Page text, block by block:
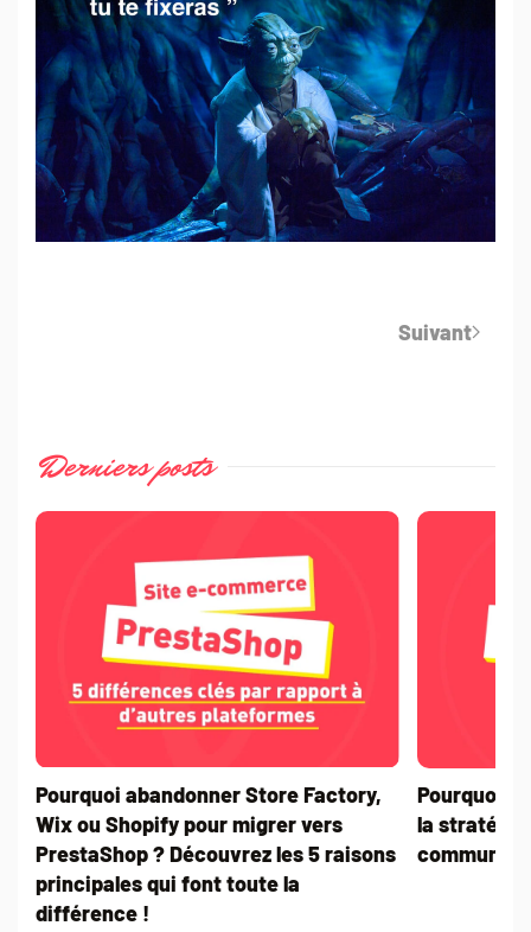
Suivant
Derniers posts
Pourquoi abandonner Store Factory,
Wix ou Shopify pour migrer vers
PrestaShop ? Découvrez les 5 raisons
principales qui font toute la
différence !
Pourquoi
la